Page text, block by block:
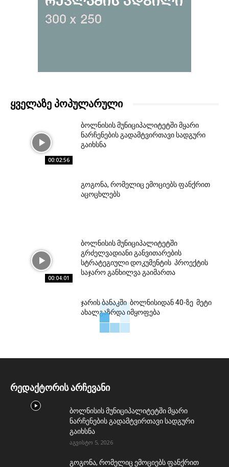
ᲧᲕᲔᲚᲐᲖᲔ ᲞᲝᲞᲣᲚᲐᲠᲣᲚᲘ
00:02:56
ბოლნისის მუნიციპალიტეტში მყარი
ნარჩენების გადამტვირთავი სადგური
გაიხსნა
გოგონა, რომელიც ემოციებს ფანქრით
აცოცხლებს
00:04:01
ბოლნისის მუნიციპალიტეტში
გრძელვადიანი განვითარების
სტრატეგიული დოკუმენტის პროექტის
საჯარო განხილვა გაიმართა
ჯარის ბანაკში ბოლნისიდან 40-ზე მეტი
ახალგაზრდა იმყოფება
რედაქტორის არჩევანი
ბოლნისის მუნიციპალიტეტში მყარი
ნარჩენების გადამტვირთავი სადგური
გაიხსნა
აგვისტო 5, 2026
გოგონა, რომელიც ემოციებს ფანქრით